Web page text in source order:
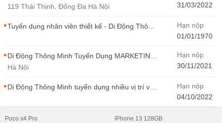
Bán Hàng Di Động Thông Minh
119 Thái Thịnh, Đống Đa Hà Nội
31/03/2022
Tuyển dụng nhân viên thiết kế - Di Động Thông
Hạn nộp
01/01/1970
Di Động Thông Minh Tuyển Dụng MARKETING
- CONTENT WIRITER
Hà Nội
Hạn nộp
30/11/2021
Di Động Thông Minh tuyển dụng nhiều vị trí với
Thông Minh
Hạn nộp
04/10/2022
Poco x4 Pro
iPhone 13 128GB